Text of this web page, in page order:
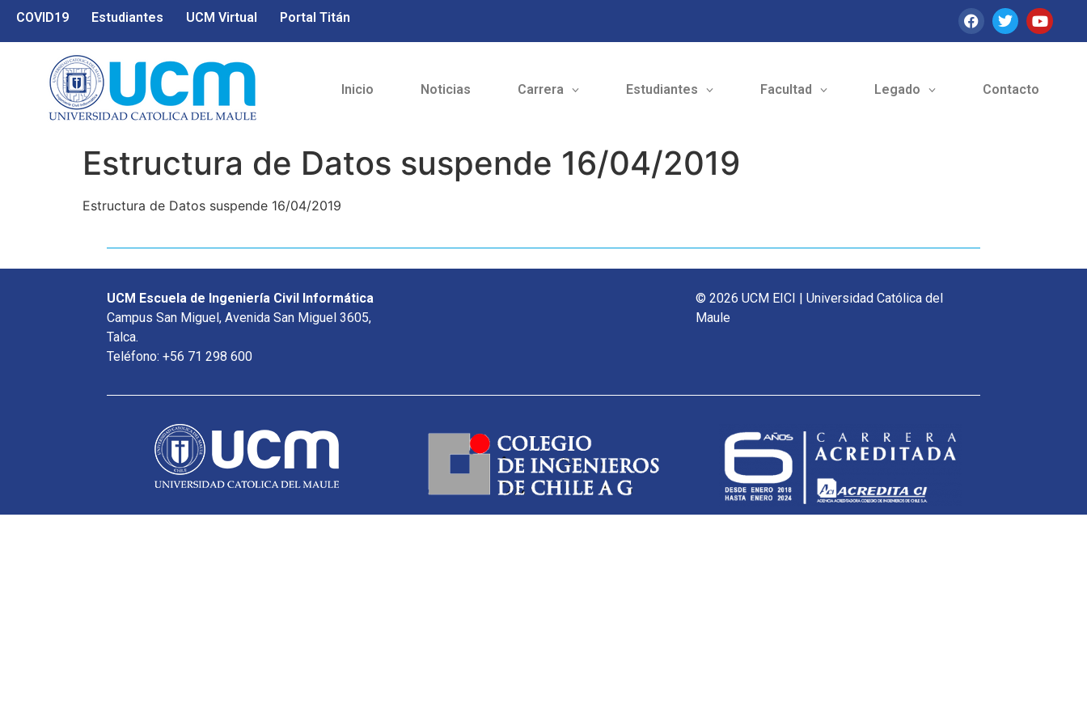
COVID19 Estudiantes UCM Virtual Portal Titán
Inicio Noticias Carrera Estudiantes Facultad Legado Contacto
Estructura de Datos suspende 16/04/2019
Estructura de Datos suspende 16/04/2019
UCM Escuela de Ingeniería Civil Informática
Campus San Miguel, Avenida San Miguel 3605,
Talca.
Teléfono: +56 71 298 600
© 2026 UCM EICI | Universidad Católica del
Maule